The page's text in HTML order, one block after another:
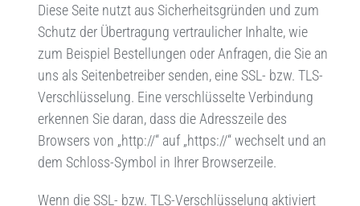
Diese Seite nutzt aus Sicherheitsgründen und zum
Schutz der Übertragung vertraulicher Inhalte, wie
zum Beispiel Bestellungen oder Anfragen, die Sie an
uns als Seitenbetreiber senden, eine SSL- bzw. TLS-
Verschlüsselung. Eine verschlüsselte Verbindung
erkennen Sie daran, dass die Adresszeile des
Browsers von „http://“ auf „https://“ wechselt und an
dem Schloss-Symbol in Ihrer Browserzeile.
Wenn die SSL- bzw. TLS-Verschlüsselung aktiviert